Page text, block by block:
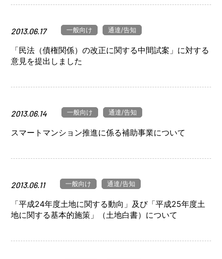
2013.06.17 一般向け 通達/告知
「民法（債権関係）の改正に関する中間試案」に対する
意見を提出しました
2013.06.14 一般向け 通達/告知
スマートマンション推進に係る補助事業について
2013.06.11 一般向け 通達/告知
「平成24年度土地に関する動向」及び「平成25年度土
地に関する基本的施策」（土地白書）について